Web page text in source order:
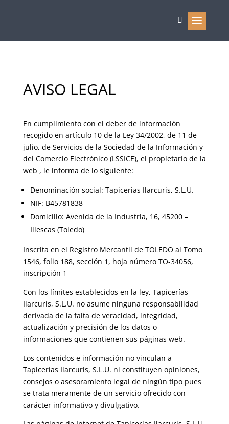
AVISO LEGAL
En cumplimiento con el deber de información
recogido en artículo 10 de la Ley 34/2002, de 11 de
julio, de Servicios de la Sociedad de la Información y
del Comercio Electrónico (LSSICE), el propietario de la
web , le informa de lo siguiente:
Denominación social: Tapicerías Ilarcuris, S.L.U.
NIF: B45781838
Domicilio: Avenida de la Industria, 16, 45200 –
Illescas (Toledo)
Inscrita en el Registro Mercantil de TOLEDO al Tomo
1546, folio 188, sección 1, hoja número TO-34056,
inscripción 1
Con los límites establecidos en la ley, Tapicerías
Ilarcuris, S.L.U. no asume ninguna responsabilidad
derivada de la falta de veracidad, integridad,
actualización y precisión de los datos o
informaciones que contienen sus páginas web.
Los contenidos e información no vinculan a
Tapicerías Ilarcuris, S.L.U. ni constituyen opiniones,
consejos o asesoramiento legal de ningún tipo pues
se trata meramente de un servicio ofrecido con
carácter informativo y divulgativo.